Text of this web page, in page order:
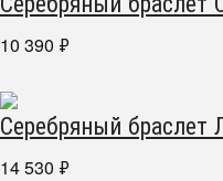
10 390 ₽
Серебряный браслет
14 530 ₽